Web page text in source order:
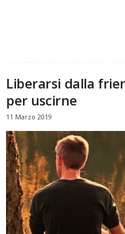
Liberarsi dalla
per uscirne
11 Marzo 2019